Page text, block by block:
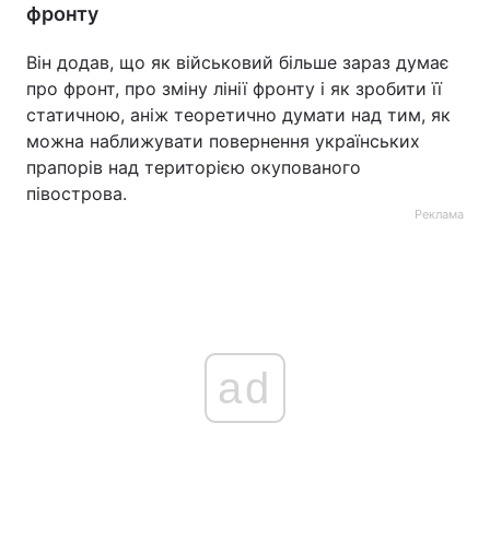
фронту
Він додав, що як військовий більше зараз думає
про фронт, про зміну лінії фронту і як зробити її
статичною, аніж теоретично думати над тим, як
можна наближувати повернення українських
прапорів над територією окупованого
півострова.
Реклама
ad